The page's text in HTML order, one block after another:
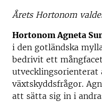
Årets Hortonom
Hortonom Agneta
i den gotländska
bedrivit ett
utvecklingsorienterat
växtskyddsfrågor.
att sätta sig in i